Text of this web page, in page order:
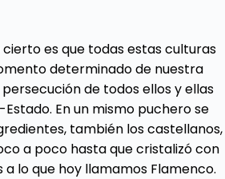
es que todas estas culturas
determinado de nuestra
de todos ellos y ellas
En un mismo puchero se
también los castellanos,
a poco hasta que cristalizó con
lo que hoy llamamos Flamenco.